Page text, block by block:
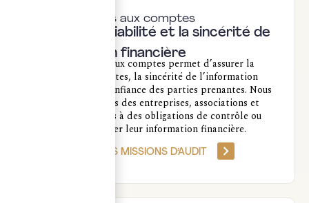
Commissaires aux comptes
Garantir la fiabilité et la sincérité de
l’information financière
Le commissariat aux comptes permet d’assurer la
fiabilité des comptes, la sincérité de l’information
financière et la confiance des parties prenantes. Nous
intervenons auprès des entreprises, associations et
organismes soumis à des obligations de contrôle ou
souhaitant sécuriser leur information financière.
DÉCOUVRIR NOS MISSIONS D’AUDIT